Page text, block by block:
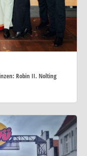
Robin II. Nolting